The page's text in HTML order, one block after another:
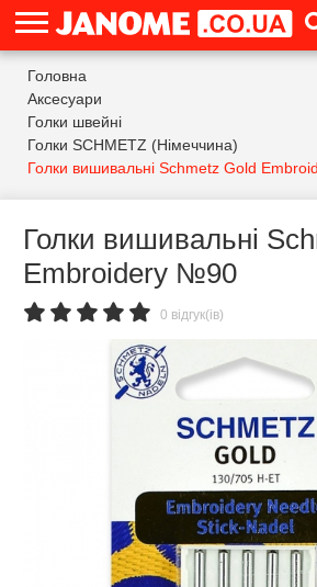
Головна
Аксесуари
Голки швейні
Голки SCHMETZ (Німеччина)
Голки вишивальні Schmetz Gold
Голки вишивальні
Embroidery №90
0 відгук(ів)